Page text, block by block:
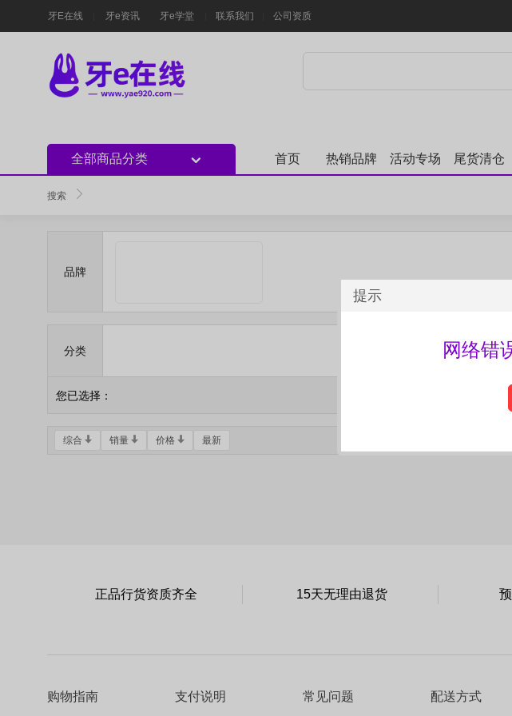
牙E在线 牙e资讯 牙e学堂 联系我们 公司资质
全部商品分类 首页 热销品牌 活动专场 尾货清仓
提示
网络错
搜索
品牌
分类
您已选择：
综合 销量 价格 最新
正品行货资质齐全 15天无理由退货
购物指南 支付说明 常见问题 配送方式